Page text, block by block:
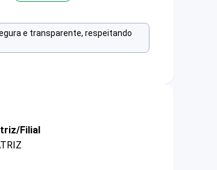
e transparente, respeitando
Filial